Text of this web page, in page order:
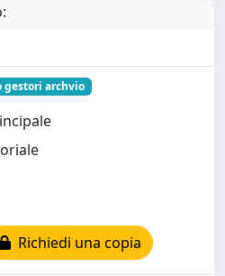
gestori archvio
Richiedi una copia